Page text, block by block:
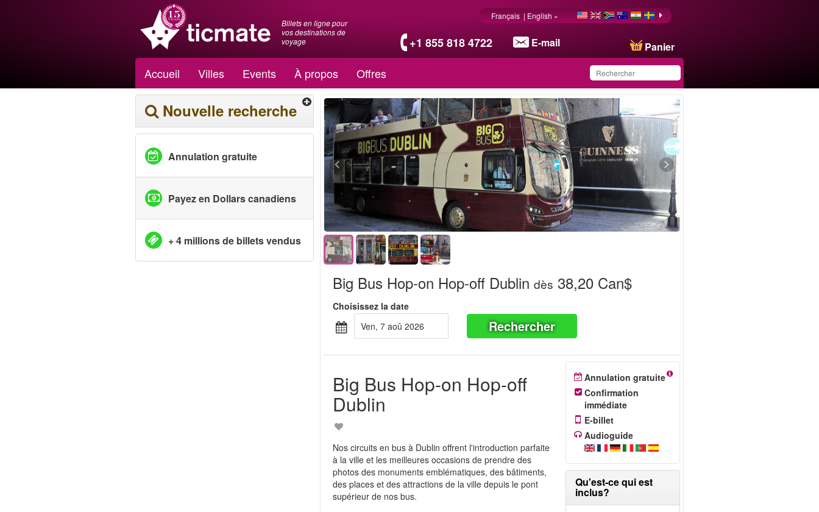
Billets en ligne pour
vos destinations de
voyage
+1 855 818 4722 E-mail Panier
Français | English »
Accueil Villes Events À propos Offres
Ce produit a été
sauvegardé dans votre
liste.
Nouvelle recherche
Annulation gratuite
Payez en Dollars canadiens
+ 4 millions de billets vendus
Big Bus Hop-on Hop-off Dublin dès 38,20 Can$
Choisissez la date
ven, 7 aoû 2026
Rechercher
Big Bus Hop-on Hop-off
Dublin
Nos circuits en bus à Dublin offrent l'introduction parfaite
à la ville et les meilleures occasions de prendre des
photos des monuments emblématiques, des bâtiments,
des places et des attractions de la ville depuis le pont
supérieur de nos bus.
Annulation gratuite
Confirmation
immédiate
E-billet
Audioguide
Qu'est-ce qui est
inclus?